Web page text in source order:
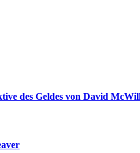
des Geldes von David